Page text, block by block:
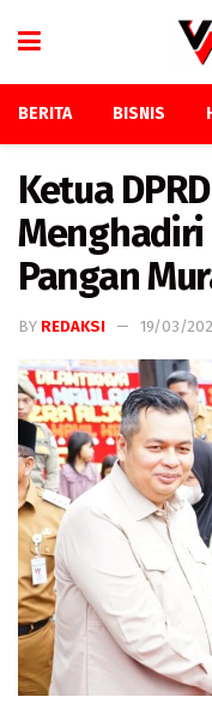
BERITA BISNIS
Ketua
Menghadiri
Pangan
BY REDAKSI 19/03/